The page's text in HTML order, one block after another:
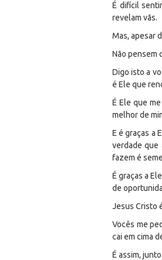
É difícil
revelam vãs.
Mas, apesar
Não pensem
Digo isto a
é Ele que
É Ele que
melhor de
E é graças a
verdade que
fazem é
É graças a
de
Jesus Cristo
Vocês me
cai em cima
É assim,